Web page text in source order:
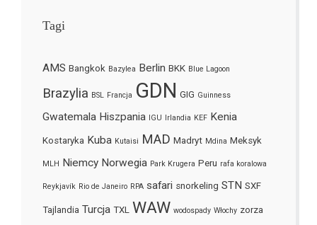
Tagi
AMS Bangkok Bazylea Berlin BKK Blue Lagoon
Brazylia BSL Francja GDN GIG Guinness
Gwatemala Hiszpania IGU Irlandia KEF Kenia
Kostaryka Kuba Kutaisi MAD Madryt Mdina Meksyk
MLH Niemcy Norwegia Park Krugera Peru rafa koralowa
Reykjavík Rio de Janeiro RPA safari snorkeling STN SXF
Tajlandia Turcja TXL WAW wodospady Włochy zorza